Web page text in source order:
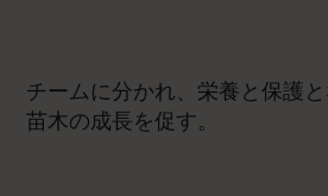
チームに分かれ、栄養と保護と
苗木の成長を促す。